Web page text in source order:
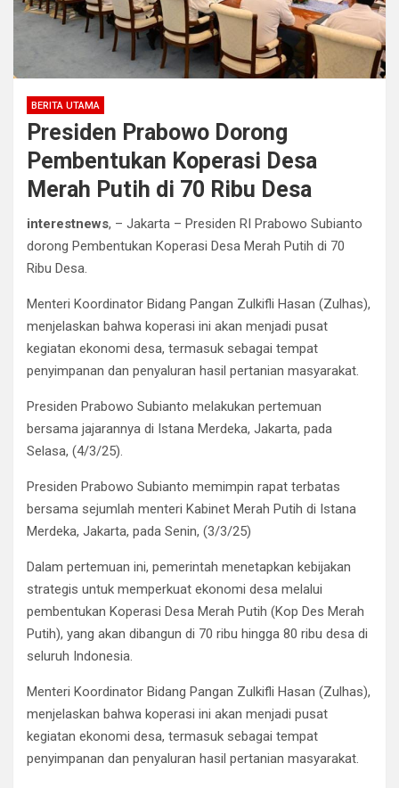
BERITA UTAMA
Presiden Prabowo Dorong
Pembentukan Koperasi Desa
Merah Putih di 70 Ribu Desa
interestnews, – Jakarta – Presiden RI Prabowo Subianto
dorong Pembentukan Koperasi Desa Merah Putih di 70
Ribu Desa.
Menteri Koordinator Bidang Pangan Zulkifli Hasan (Zulhas),
menjelaskan bahwa koperasi ini akan menjadi pusat
kegiatan ekonomi desa, termasuk sebagai tempat
penyimpanan dan penyaluran hasil pertanian masyarakat.
Presiden Prabowo Subianto melakukan pertemuan
bersama jajarannya di Istana Merdeka, Jakarta, pada
Selasa, (4/3/25).
Presiden Prabowo Subianto memimpin rapat terbatas
bersama sejumlah menteri Kabinet Merah Putih di Istana
Merdeka, Jakarta, pada Senin, (3/3/25)
Dalam pertemuan ini, pemerintah menetapkan kebijakan
strategis untuk memperkuat ekonomi desa melalui
pembentukan Koperasi Desa Merah Putih (Kop Des Merah
Putih), yang akan dibangun di 70 ribu hingga 80 ribu desa di
seluruh Indonesia.
Menteri Koordinator Bidang Pangan Zulkifli Hasan (Zulhas),
menjelaskan bahwa koperasi ini akan menjadi pusat
kegiatan ekonomi desa, termasuk sebagai tempat
penyimpanan dan penyaluran hasil pertanian masyarakat.